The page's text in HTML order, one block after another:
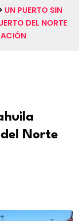
UN PUERTO SIN
DEL NORTE
Norte